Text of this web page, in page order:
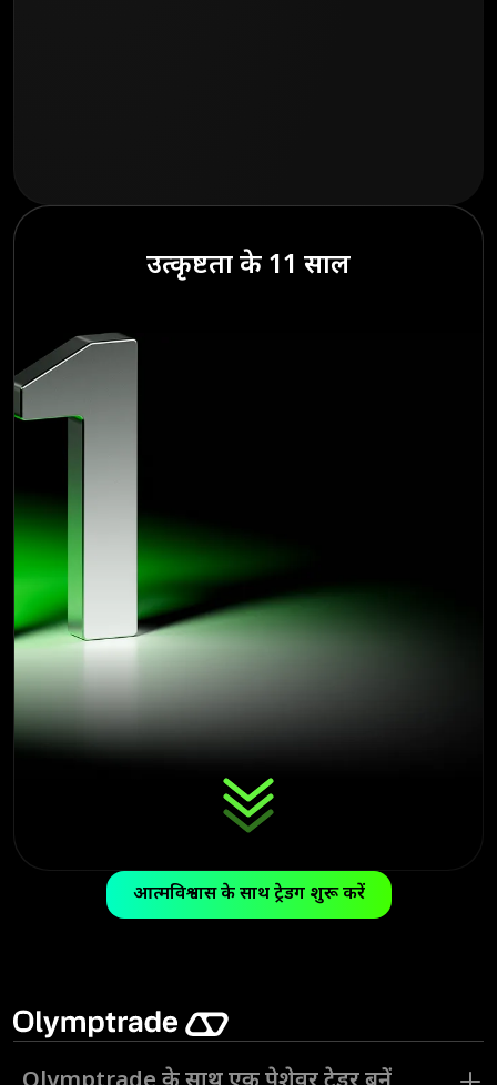
उत्कृष्टता के 11 साल
आत्मविश्वास के साथ ट्रेडिंग शुरू करें